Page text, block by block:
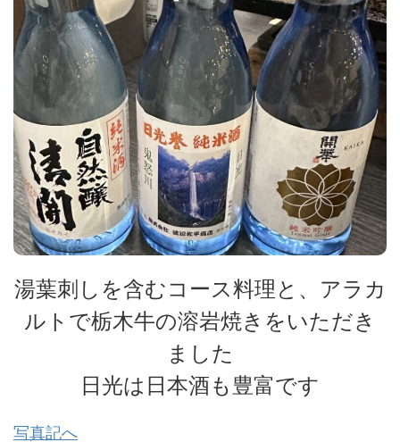
湯葉刺しを含むコース料理と、アラカ
ルトで栃木牛の溶岩焼きをいただき
ました
日光は日本酒も豊富です
写真記へ